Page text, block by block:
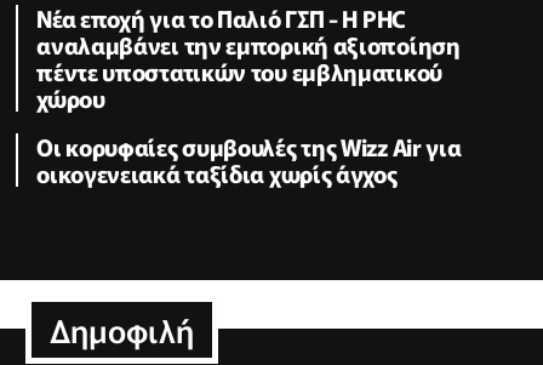
Νέα εποχή για το Παλιό ΓΣΠ - Η PHC
αναλαμβάνει την εμπορική αξιοποίηση
πέντε υποστατικών του εμβληματικού
χώρου
Οι κορυφαίες συμβουλές της Wizz Air για
οικογενειακά ταξίδια χωρίς άγχος
Δημοφιλή